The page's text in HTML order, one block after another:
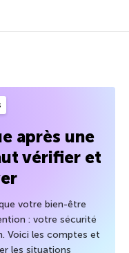
après une
vérifier et
votre bien-être
: votre sécurité
Voici les comptes et
les situations